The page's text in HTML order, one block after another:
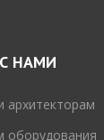
НАМИ
архитекторам
оборудования